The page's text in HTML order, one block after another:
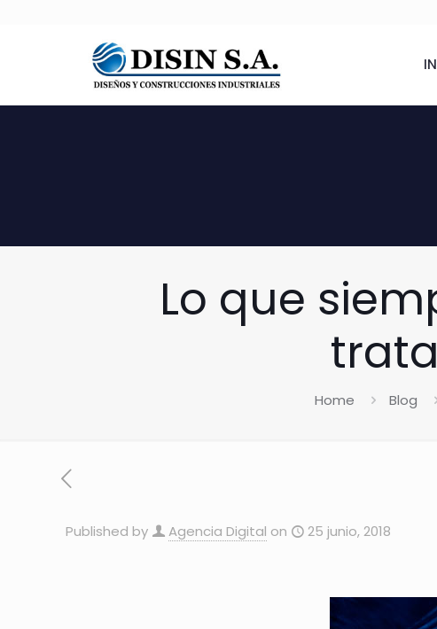
Lo que
Home Blog
Published by Agencia Digital on 25 junio, 2018